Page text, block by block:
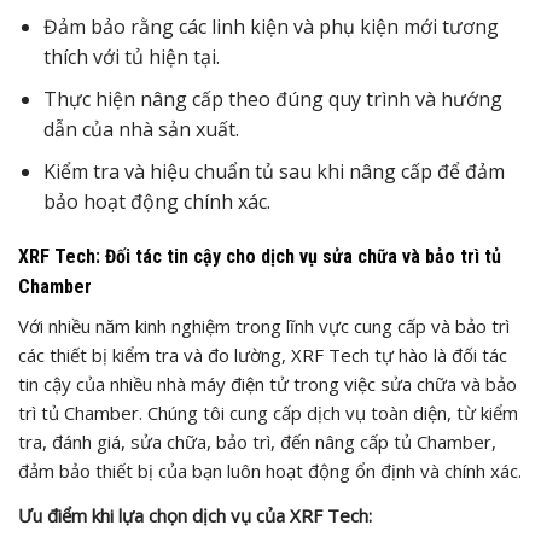
Đảm bảo rằng các linh kiện và phụ kiện mới tương
thích với tủ hiện tại.
Thực hiện nâng cấp theo đúng quy trình và hướng
dẫn của nhà sản xuất.
Kiểm tra và hiệu chuẩn tủ sau khi nâng cấp để đảm
bảo hoạt động chính xác.
XRF Tech: Đối tác tin cậy cho dịch vụ sửa chữa và bảo trì tủ
Chamber
Với nhiều năm kinh nghiệm trong lĩnh vực cung cấp và bảo trì
các thiết bị kiểm tra và đo lường, XRF Tech tự hào là đối tác
tin cậy của nhiều nhà máy điện tử trong việc sửa chữa và bảo
trì tủ Chamber. Chúng tôi cung cấp dịch vụ toàn diện, từ kiểm
tra, đánh giá, sửa chữa, bảo trì, đến nâng cấp tủ Chamber,
đảm bảo thiết bị của bạn luôn hoạt động ổn định và chính xác.
Ưu điểm khi lựa chọn dịch vụ của XRF Tech: